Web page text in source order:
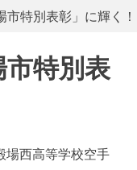
市特別表彰」に輝く！
特別表
場西高等学校空手